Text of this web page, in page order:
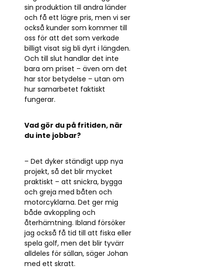
sin produktion till andra länder
och få ett lägre pris, men vi ser
också kunder som kommer till
oss för att det som verkade
billigt visat sig bli dyrt i längden.
Och till slut handlar det inte
bara om priset – även om det
har stor betydelse – utan om
hur samarbetet faktiskt
fungerar.
Vad gör du på fritiden, när
du inte jobbar?
– Det dyker ständigt upp nya
projekt, så det blir mycket
praktiskt – att snickra, bygga
och greja med båten och
motorcyklarna. Det ger mig
både avkoppling och
återhämtning. Ibland försöker
jag också få tid till att fiska eller
spela golf, men det blir tyvärr
alldeles för sällan, säger Johan
med ett skratt.